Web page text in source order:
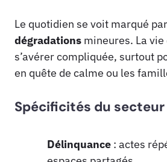
Le quotidien se voit marqué
dégradations mineures. La
s’avérer compliquée, surtout
en quête de calme ou les
Spécificités du secteur
Délinquance : actes